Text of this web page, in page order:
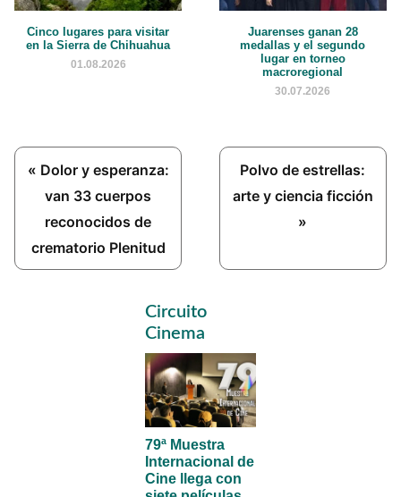
Cinco lugares para visitar
en la Sierra de Chihuahua
01.08.2026
Juarenses ganan 28
medallas y el segundo
lugar en torneo
macroregional
30.07.2026
Previous
Post:
« Dolor y esperanza:
van 33 cuerpos
reconocidos de
crematorio Plenitud
Next
Post:
Polvo de estrellas:
arte y ciencia ficción
»
Primary
Sidebar
Circuito
Cinema
79ª Muestra
Internacional de
Cine llega con